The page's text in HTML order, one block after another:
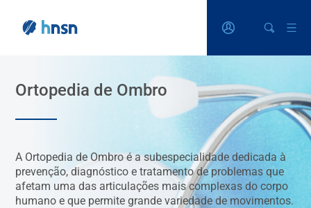
Ortopedia de Ombro
A Ortopedia de Ombro é a subespecialidade dedicada à
prevenção, diagnóstico e tratamento de problemas que
afetam uma das articulações mais complexas do corpo
humano e que permite grande variedade de movimentos.